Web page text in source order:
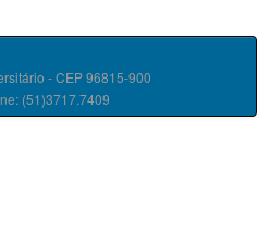
- CEP 96815-900
(51)3717.7409